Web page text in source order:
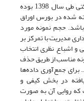
حسابداری مدیریت با تمرکز بر حاکمیت شرکتی طی سال 1398 بوده
شده در بورس اوراق
طی سال‌های 1390 تا 1397 می باشد. حجم نمونه مورد
حسابداری مدیریت با تمرکز بر
اشباع نظری انتخاب
مناسب از طریق حذف
برای جمع‌آوری داده‌ها
در بخش کیفی و
روایی آن به صورت